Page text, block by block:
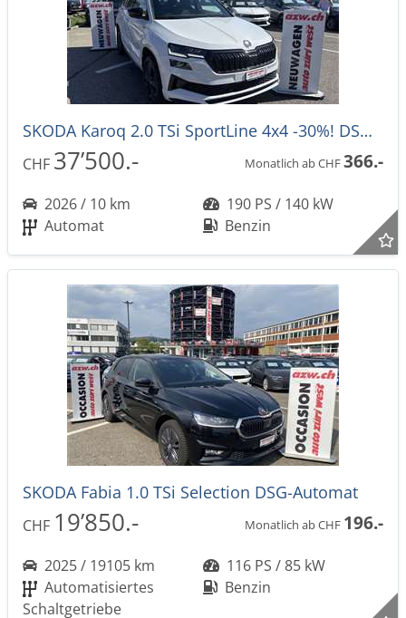
SKODA Karoq 2.0 TSi SportLine 4x4 -30%! DSG-Automat
CHF 37’500.- Monatlich ab CHF366.-
2026 / 10 km
190 PS / 140 kW
Automat
Benzin
SKODA Fabia 1.0 TSi Selection DSG-Automat
CHF 19’850.- Monatlich ab CHF 196.-
2025 / 19105 km
116 PS / 85 kW
Automatisiertes
Schaltgetriebe
Benzin